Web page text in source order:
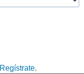
Regístrate.